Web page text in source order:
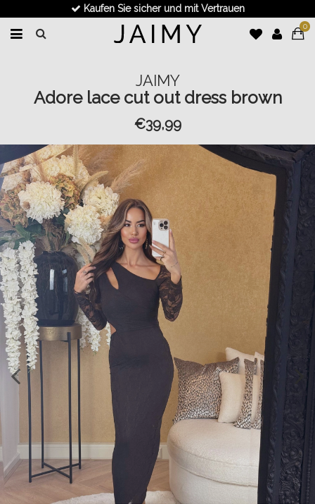
Kaufen Sie sicher und mit Vertrauen
0
JAIMY
Adore lace cut out dress brown
€39,99